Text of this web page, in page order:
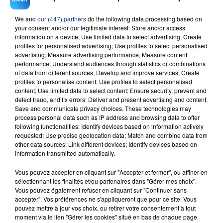
Téléchargez gratuitement l'application Contact FM
sur
et
We and our (447) partnersdo the following data processing based on
your consent and/or our legitimate interest: Store and/or access
information on a device; Use limited data to select advertising; Create
profiles for personalised advertising; Use profiles to select personalised
advertising; Measure advertising performance; Measure content
performance; Understand audiences through statistics or combinations
of data from different sources; Develop and improve services; Create
profiles to personalise content; Use profiles to select personalised
content; Use limited data to select content; Ensure security, prevent and
detect fraud, and fix errors; Deliver and present advertising and content;
Save and communicate privacy choices. These technologies may
process personal data such as IP address and browsing data to offer
following functionalities: Identify devices based on information actively
requested; Use precise geolocation data; Match and combine data from
other data sources; Link different devices; Identify devices based on
information transmitted automatically.
Vous pouvez accepter en cliquant sur "Accepter et fermer", ou affiner en
sélectionnant les finalités et/ou partenaires dans "Gérer mes choix".
Vous pouvez également refuser en cliquant sur "Continuer sans
accepter". Vos préférences ne s'appliqueront que pour ce site. Vous
pouvez mettre à jour vos choix, ou retirer votre consentement à tout
moment via le lien "Gérer les cookies" situé en bas de chaque page.